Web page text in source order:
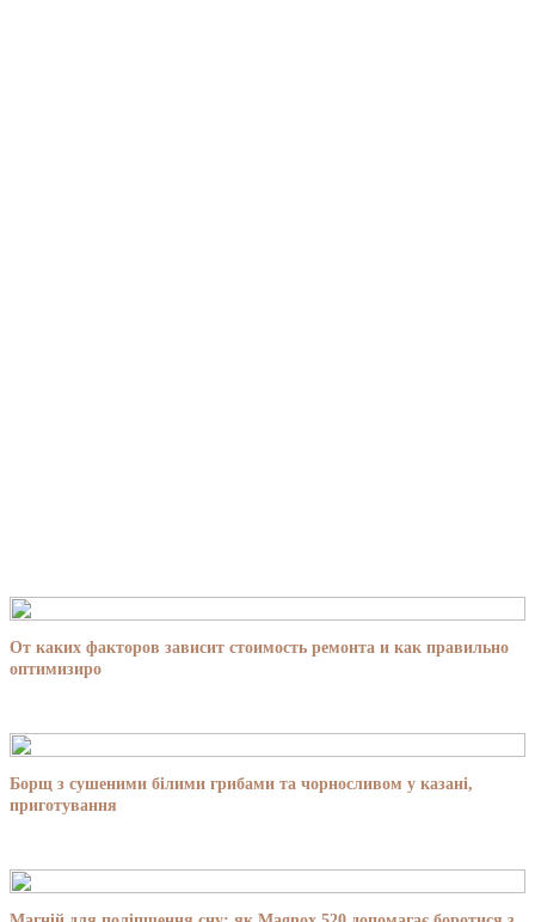
От каких факторов зависит стоимость ремонта и как правильно
оптимизиро
Борщ з сушеними білими грибами та чорносливом у казані,
приготування